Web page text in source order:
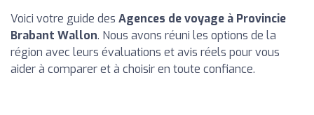
Voici votre guide des Agences de voyage à Provincie
Brabant Wallon. Nous avons réuni les options de la
région avec leurs évaluations et avis réels pour vous
aider à comparer et à choisir en toute confiance.